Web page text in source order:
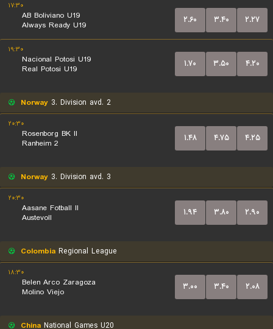
۱۷:۳۰
AB Boliviano U19
Always Ready U19
۲.۶۰ ۳.۴۰ ۲.۲۷
۱۹:۳۰
Nacional Potosi U19
Real Potosi U19
۱.۷۰ ۳.۵۰ ۴.۲۰
Norway 3. Division avd. 2
۲۰:۳۰
Rosenborg BK II
Ranheim 2
۱.۴۸ ۴.۷۵ ۴.۲۵
Norway 3. Division avd. 3
۲۰:۳۰
Aasane Fotball II
Austevoll
۱.۹۴ ۳.۸۰ ۲.۹۰
Colombia Regional League
۱۸:۳۰
Belen Arco Zaragoza
Molino Viejo
۳.۰۰ ۳.۴۰ ۲.۰۸
China National Games U20